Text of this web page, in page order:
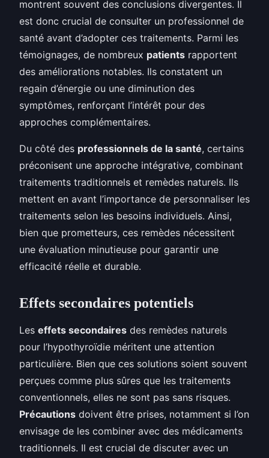
montrent souvent des conclusions divergentes. Il
est donc crucial de consulter un professionnel de
santé avant d’adopter ces traitements. Parmi les
témoignages, de nombreux patients rapportent
des améliorations notables. Ils constatent un
regain d’énergie ou une diminution des
symptômes, renforçant l’intérêt pour des
approches complémentaires.
Du côté des professionnels de la santé, certains
préconisent une approche intégrative, combinant
traitements traditionnels et remèdes naturels. Ils
mettent en avant l’importance de personnaliser les
traitements selon les besoins individuels. Ainsi,
bien que prometteurs, ces remèdes nécessitent
une évaluation minutieuse pour garantir une
efficacité réelle et durable.
Effets secondaires potentiels
Les effets secondaires des remèdes naturels
pour l’hypothyroïdie méritent une attention
particulière. Bien que ces solutions soient souvent
perçues comme plus sûres que les traitements
conventionnels, elles ne sont pas sans risques.
Précautions doivent être prises, notamment si l’on
envisage de les combiner avec des médicaments
traditionnels. Il est crucial de discuter avec un